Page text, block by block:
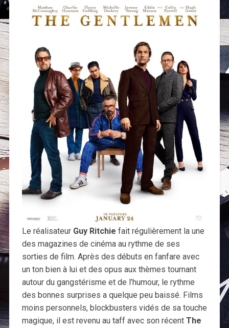
Le réalisateur Guy Ritchie fait régulièrement la une
des magazines de cinéma au rythme de ses
sorties de film. Après des débuts en fanfare avec
un ton bien à lui et des opus aux thèmes tournant
autour du gangstérisme et de l’humour, le rythme
des bonnes surprises a quelque peu baissé. Films
moins personnels, blockbusters vidés de sa touche
magique, il est revenu au taff avec son récent The